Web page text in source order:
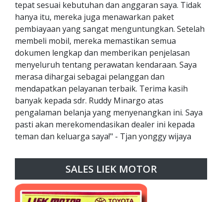
tepat sesuai kebutuhan dan anggaran saya. Tidak
hanya itu, mereka juga menawarkan paket
pembiayaan yang sangat menguntungkan. Setelah
membeli mobil, mereka memastikan semua
dokumen lengkap dan memberikan penjelasan
menyeluruh tentang perawatan kendaraan. Saya
merasa dihargai sebagai pelanggan dan
mendapatkan pelayanan terbaik. Terima kasih
banyak kepada sdr. Ruddy Minargo atas
pengalaman belanja yang menyenangkan ini. Saya
pasti akan merekomendasikan dealer ini kepada
teman dan keluarga saya!" - Tjan yonggy wijaya
SALES LIEK MOTOR